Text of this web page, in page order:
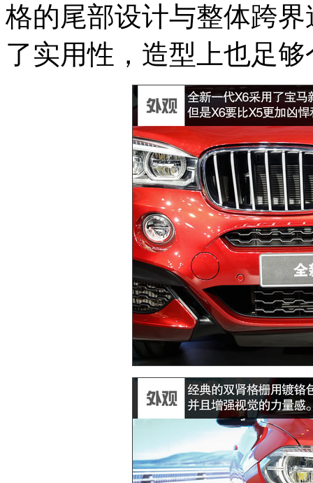
格的尾部设计与整体跨
了实用性，造型上也足